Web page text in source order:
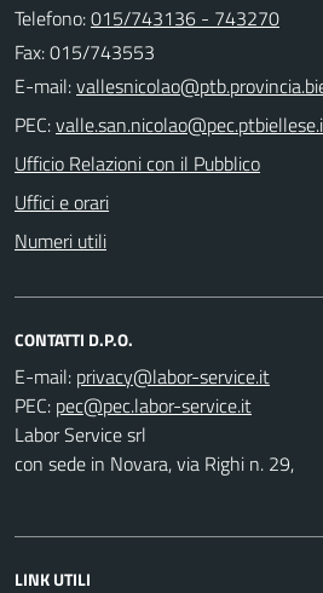
Telefono:015/743136 - 743270
Fax: 015/743553
E-mail:
PEC:
Ufficio Relazioni con il Pubblico
Uffici e orari
Numeri utili
CONTATTI D.P.O.
E-mail:
PEC:
Labor Service srl
con sede in Novara, via Righi n. 29,
LINK UTILI